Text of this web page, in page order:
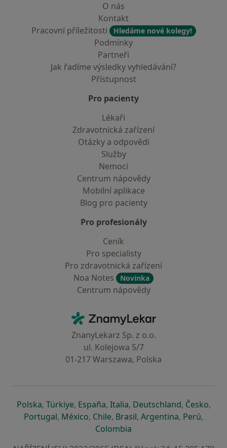
O nás
Kontakt
Pracovní příležitosti
Hledáme nové kolegy!
Podmínky
Partneři
Jak řadíme výsledky vyhledávání?
Přístupnost
Pro pacienty
Lékaři
Zdravotnická zařízení
Otázky a odpovědi
Služby
Nemoci
Centrum nápovědy
Mobilní aplikace
Blog pro pacienty
Pro profesionály
Ceník
Pro specialisty
Pro zdravotnická zařízení
Noa Notes
Novinka
Centrum nápovědy
ZnamyLekar - Hlavní stránka
ZnanyLekarz Sp. z o.o.
ul. Kolejowa 5/7
01-217 Warszawa, Polska
Polskase otevře v nové záložce
, Türkiyese otevře v nové záložce
, Españase otevře v nové záložce
, Italiase otevře v nové záložce
, Deutschlandse otevře v
, Českose
,
Portugalse otevře v nové záložce
, Méxicose otevře v nové záložce
, Chilese otevře v nové záložce
, Brasilse otevře v nové
, Argentinase otevře v
, Perúse
,
Colombia